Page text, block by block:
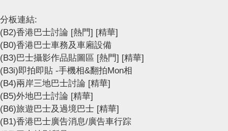
分板連結:
(B2)香港巴士討論 [熱門] [精華]
(B0)香港巴士車務及車廂設備
(B3)巴士攝影作品貼圖區 [熱門] [精華]
(B3i)即拍即貼 -手機相&翻拍Mon相
(B4)兩岸三地巴士討論 [精華]
(B5)外地巴士討論 [精華]
(B6)旅遊巴士及過境巴士 [精華]
(B1)香港巴士廣告消息/廣告車行踪